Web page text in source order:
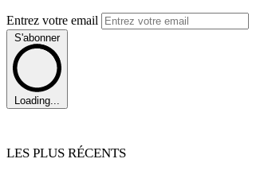
Entrez votre email
S'abonner
Loading...
LES PLUS RÉCENTS